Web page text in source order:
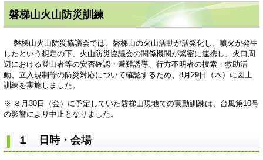
磐梯山火山防災訓練
磐梯山火山防災協議会では、磐梯山の火山活動が活発化し、噴火が発生
したという想定の下、火山防災協議会の関係機関が緊密に連携し、火口周
辺における登山者等の安否確認・避難誘導、行方不明者の捜索・救助活
動、立入規制等の防災対応について確認するため、8月29日（木）に図上
訓練を実施しました。
※ ８月30日（金）に予定していた磐梯山現地での実動訓練は、台風第10号
の影響により中止となりました。
１ 日時・会場